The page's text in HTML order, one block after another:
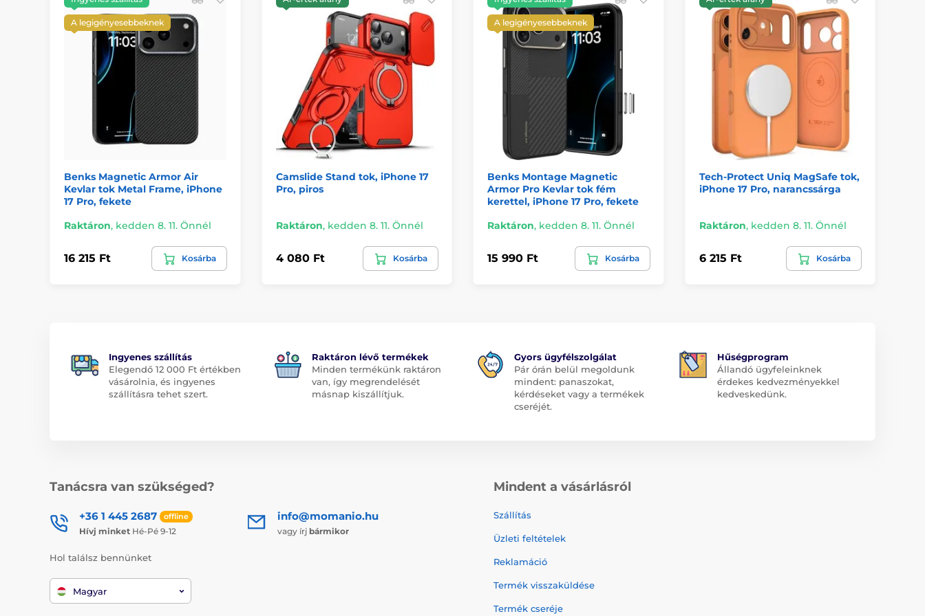
A legigényesebbeknek
Benks Magnetic Armor Air
Kevlar tok Metal Frame, iPhone
17 Pro, fekete
Raktáron, kedden 8. 11. Önnél
16 215 Ft Kosárba
Camslide Stand tok, iPhone 17
Pro, piros
Raktáron, kedden 8. 11. Önnél
4 080 Ft Kosárba
A legigényesebbeknek
Benks Montage Magnetic
Armor Pro Kevlar tok fém
kerettel, iPhone 17 Pro, fekete
Raktáron, kedden 8. 11. Önnél
15 990 Ft Kosárba
Tech-Protect Uniq MagSafe tok,
iPhone 17 Pro, narancssárga
Raktáron, kedden 8. 11. Önnél
6 215 Ft Kosárba
Ingyenes szállítás
Elegendő 12 000 Ft értékben
vásárolnia, és ingyenes
szállításra tehet szert.
Raktáron lévő termékek
Minden termékünk raktáron
van, így megrendelését
másnap kiszállítjuk.
Gyors ügyfélszolgálat
Pár órán belül megoldunk
mindent: panaszokat,
kérdéseket vagy a termékek
cseréjét.
Hűségprogram
Állandó ügyfeleinknek
érdekes kedvezményekkel
kedveskedünk.
Tanácsra van szükséged?
+36 1 445 2687 offline
Hívj minket Hé-Pé 9-12
info@momanio.hu
vagy írj bármikor
Hol találsz bennünket
Magyar
Mindent a vásárlásról
Szállítás
Üzleti feltételek
Reklamáció
Termék visszaküldése
Termék cseréje